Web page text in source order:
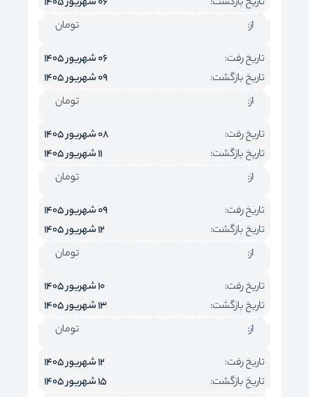
از:
تومان
تاریخ رفت:
06 شهریور 1405
تاریخ بازگشت:
09 شهریور 1405
از:
تومان
تاریخ رفت:
08 شهریور 1405
تاریخ بازگشت:
11 شهریور 1405
از:
تومان
تاریخ رفت:
09 شهریور 1405
تاریخ بازگشت:
12 شهریور 1405
از:
تومان
تاریخ رفت:
10 شهریور 1405
تاریخ بازگشت:
13 شهریور 1405
از:
تومان
تاریخ رفت:
12 شهریور 1405
تاریخ بازگشت:
15 شهریور 1405